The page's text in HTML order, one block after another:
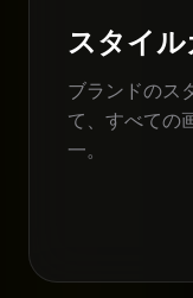
スタイ
ブランドのス
て、すべての
一。